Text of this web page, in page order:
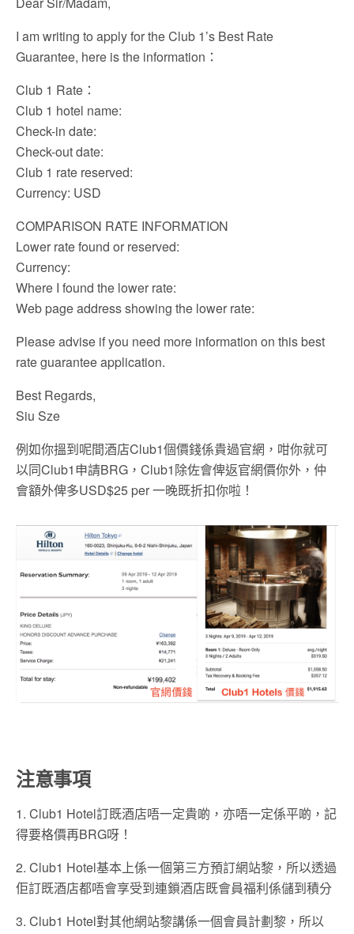
I am writing to apply for the Club 1’s Best Rate
Guarantee, here is the information：
Club 1 Rate：
Club 1 hotel name:
Check-in date:
Check-out date:
Club 1 rate reserved:
Currency: USD
COMPARISON RATE INFORMATION
Lower rate found or reserved:
Currency:
Where I found the lower rate:
Web page address showing the lower rate:
Please advise if you need more information on this best
rate guarantee application.
Best Regards,
Siu Sze
例如你搵到呢間酒店Club1個價錢係貴過官網，咁你就可
以同Club1申請BRG，Club1除佐會俾返官網價你外，仲
會額外俾多USD$25 per 一晚既折扣你啦！
注意事項
1. Club1 Hotel訂既酒店唔一定貴啲，亦唔一定係平啲，記
得要格價再BRG呀！
2. Club1 Hotel基本上係一個第三方預訂網站黎，所以透過
佢訂既酒店都唔會享受到連鎖酒店既會員福利係儲到積分
3. Club1 Hotel對其他網站黎講係一個會員計劃黎，所以